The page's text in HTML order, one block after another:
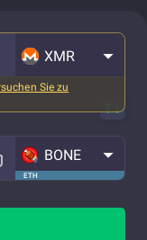
XMR
Sie zu
ETH
BONE